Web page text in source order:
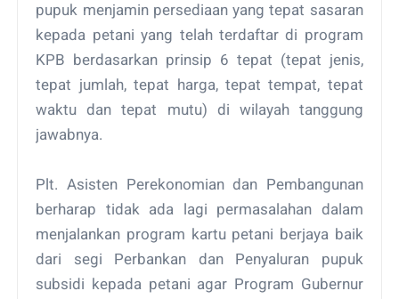
pupuk menjamin persediaan yang tepat sasaran
kepada petani yang telah terdaftar di program
KPB berdasarkan prinsip 6 tepat (tepat jenis,
tepat jumlah, tepat harga, tepat tempat, tepat
waktu dan tepat mutu) di wilayah tanggung
jawabnya.
Plt. Asisten Perekonomian dan Pembangunan
berharap tidak ada lagi permasalahan dalam
menjalankan program kartu petani berjaya baik
dari segi Perbankan dan Penyaluran pupuk
subsidi kepada petani agar Program Gubernur